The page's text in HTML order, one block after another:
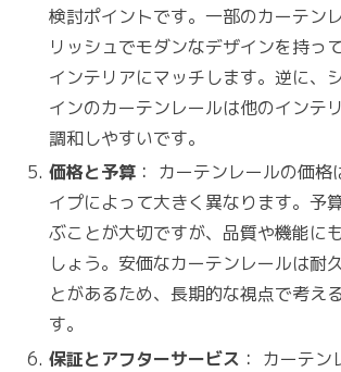
検討ポイントです。一部のカーテン
リッシュでモダンなデザインを持っ
インテリアにマッチします。逆に、
インのカーテンレールは他のインテ
調和しやすいです。
価格と予算 ： カーテンレールの価格
イプによって大きく異なります。予
ぶことが大切ですが、品質や機能に
しょう。安価なカーテンレールは耐
とがあるため、長期的な視点で考え
す。
保証とアフターサービス ： カーテ